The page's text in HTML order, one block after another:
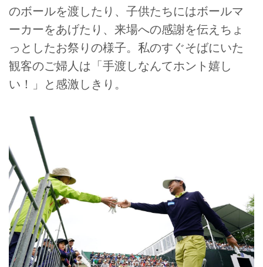
のボールを渡したり、子供たちにはボールマ
ーカーをあげたり、来場への感謝を伝えちょ
っとしたお祭りの様子。私のすぐそばにいた
観客のご婦人は「手渡しなんてホント嬉し
い！」と感激しきり。